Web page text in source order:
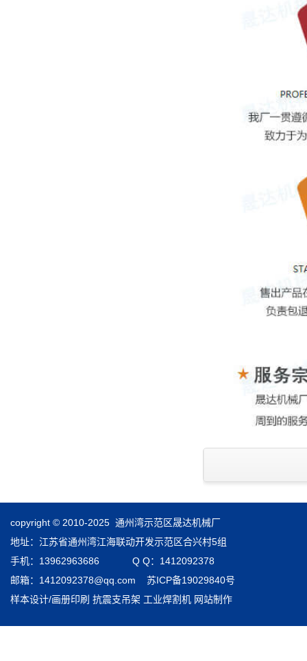
copyright © 2010-2025 通州湾示范区晟达机械厂
地址：江苏省通州湾江海联动开发示范区合兴村5组
手机：13962963686 Q Q：1412092378
邮箱：1412092378@qq.com 苏ICP备19029840号
样本设计/画册印刷 抗震支吊架 工业焊割机 网站制作